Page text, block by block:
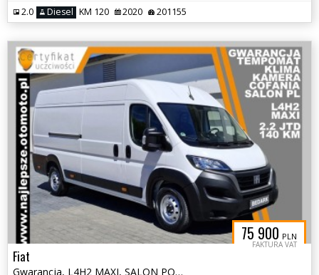
2.0 Diesel KM 120 2020 201155
75 900 PLN
FAKTURA VAT
Fiat
Gwarancja, L4H2 MAXI, SALON POLSKA, tempomat, kamera cofania